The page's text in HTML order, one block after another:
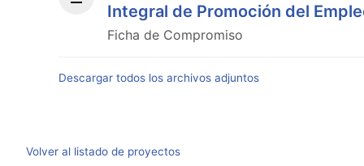
Integral de Promoción del
Ficha de Compromiso
Descargar todos los archivos adjuntos
Volver al listado de proyectos